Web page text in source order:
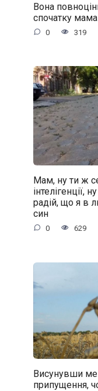
Вона
спочатку
0 319
Мам, ну ти ж
інтелігенції,
радій, що я в
син
0 629
Висунувши
припущення,